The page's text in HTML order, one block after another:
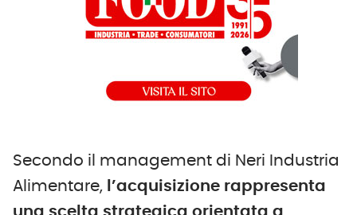
Secondo il management di Neri Industria
Alimentare, l’acquisizione rappresenta